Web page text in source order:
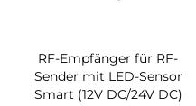
RF-Empfänger für RF-
Sender mit LED-Sensor
Smart (12V DC/24V DC)